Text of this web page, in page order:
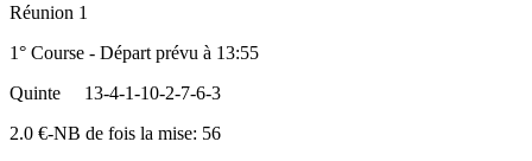
Réunion 1
1° Course - Départ prévu à 13:55
Quinte
13-4-1-10-2-7-6-3
2.0 €-NB de fois la mise: 56